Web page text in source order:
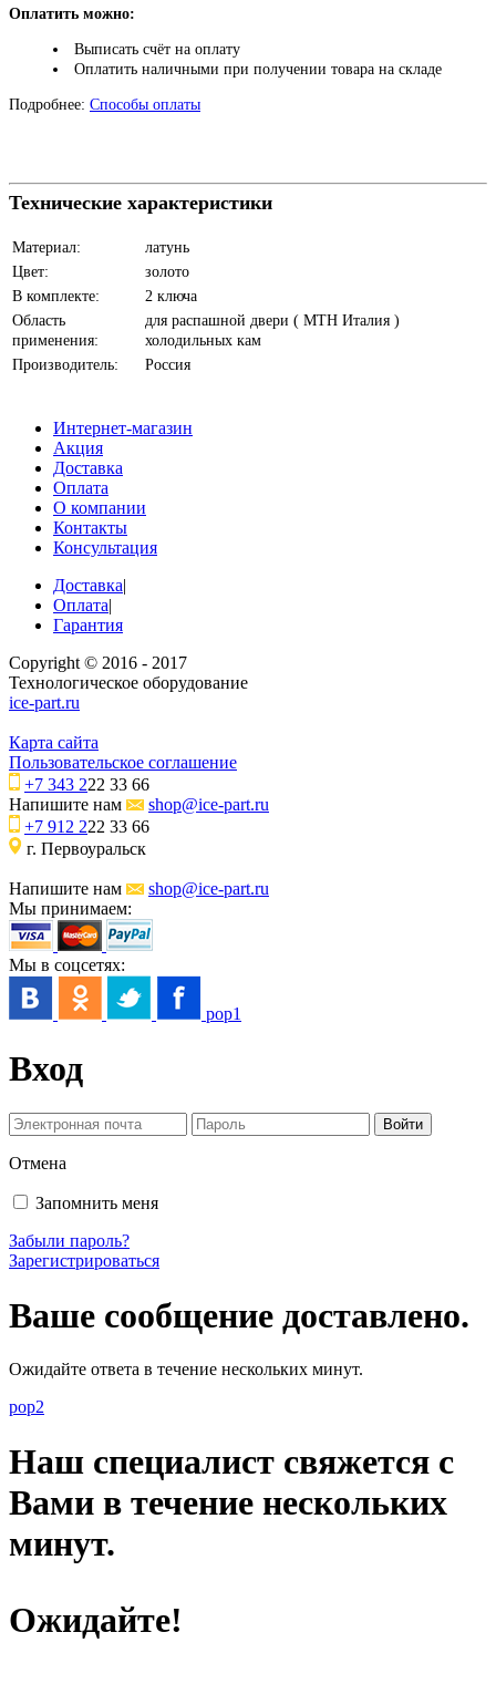
Оплатить можно:
Выписать счёт на оплату
Оплатить наличными при получении товара на складе
Подробнее: Способы оплаты
Технические характеристики
Материал:
латунь
Цвет:
золото
В комплекте:
2 ключа
Область
применения:
для распашной двери ( МТН Италия )
холодильных кам
Производитель:
Россия
Интернет-магазин
Акция
Доставка
Оплата
О компании
Контакты
Консультация
Доставка|
Оплата|
Гарантия
Copyright © 2016 - 2017
Технологическое оборудование
ice-part.ru
Карта сайта
Пользовательское соглашение
+7 343 222 33 66
Напишите нам
shop@ice-part.ru
+7 912 222 33 66
г. Первоуральск
Напишите нам
shop@ice-part.ru
Мы принимаем:
Мы в соцсетях:
pop1
Вход
Отмена
Запомнить меня
Забыли пароль?
Зарегистрироваться
Ваше сообщение доставлено.
Ожидайте ответа в течение нескольких минут.
pop2
Наш специалист свяжется с
Вами в течение нескольких
минут.
Ожидайте!